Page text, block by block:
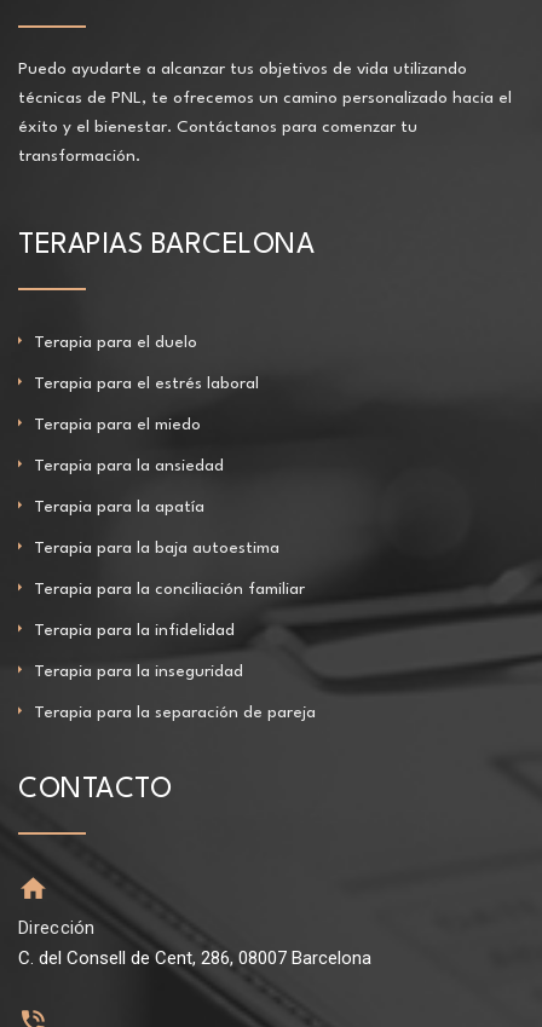
Puedo ayudarte a alcanzar tus objetivos de vida utilizando
técnicas de PNL, te ofrecemos un camino personalizado hacia el
éxito y el bienestar. Contáctanos para comenzar tu
transformación.
TERAPIAS BARCELONA
Terapia para el duelo
Terapia para el estrés laboral
Terapia para el miedo
Terapia para la ansiedad
Terapia para la apatía
Terapia para la baja autoestima
Terapia para la conciliación familiar
Terapia para la infidelidad
Terapia para la inseguridad
Terapia para la separación de pareja
CONTACTO
Dirección
C. del Consell de Cent, 286, 08007 Barcelona